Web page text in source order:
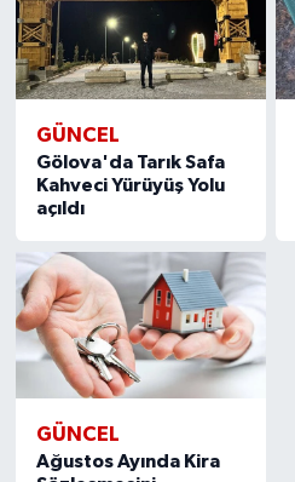
GÜNCEL
Gölova'da Tarık Safa
Kahveci Yürüyüş Yolu
açıldı
GÜNCEL
Ağustos Ayında Kira